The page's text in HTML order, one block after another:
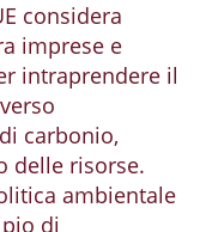
considera
imprese e
intraprendere il
carbonio,
delle risorse.
ambientale
di